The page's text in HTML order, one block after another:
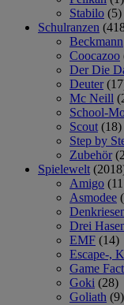
Stabilo (5)
Schulranzen
Beckmann
Coocazoo
Der Die
Deuter
Mc Neill
School-
Scout (18)
Step by
Zubehör
Spielewelt
Amigo
Asmodee
Drei
EMF (14)
Escape-,
Game
Goki (28)
Goliath (9)